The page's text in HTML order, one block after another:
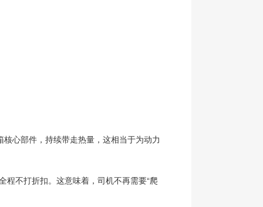
心部件，持续带走热量，这相当于为动力
不打折扣。这意味着，司机不再需要“爬